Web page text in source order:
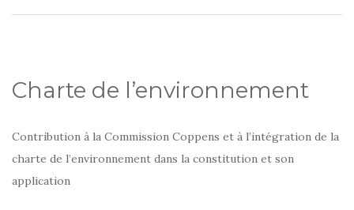
Charte de l’environnement
Contribution à la Commission Coppens et à l’intégration de la
charte de l’environnement dans la constitution et son
application